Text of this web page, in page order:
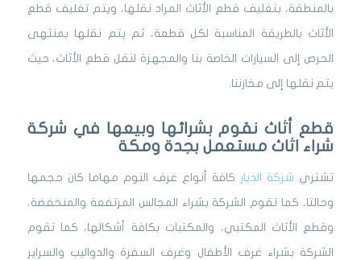
بالمنطقة، بتغليف قطع الأثاث المراد نقلها، ويتم تغليف قطع
الأثاث بالطريقة المناسبة لكل قطعة، ثم يتم نقلها بمنتهى
الحرص إلى السيارات الخاصة بنا والمجهزة لنقل قطع الأثاث، حيث
يتم نقلها إلى مخازننا.
قطع أثاث نقوم بشرائها وبيعها في شركة
شراء اثاث مستعمل بجدة ومكة
تشتري شركة الديار كافة أنواع غرف النوم مهاما كان حجمها
وحالتا، كما تقوم الشركة بشراء المجالس المرتفعة والمنخفضة،
وقطع الأثاث المكتبي، والمكتبات بكافة أشكالها، كما تقوم
الشركة بشراء غرف الأطفال وغرف السفرة والدواليب والسراير